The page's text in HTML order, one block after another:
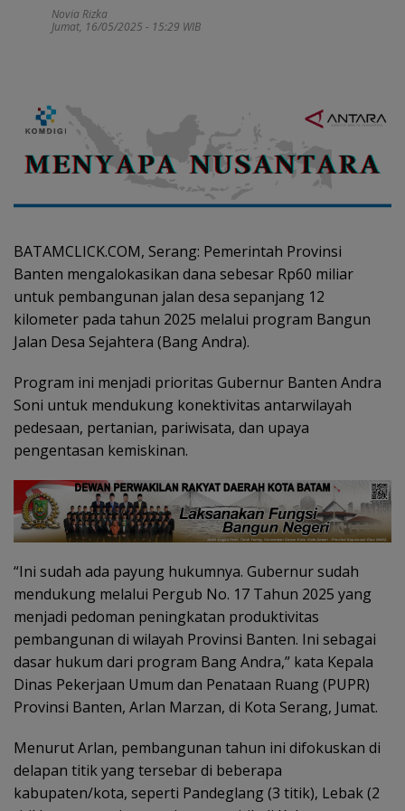
Novia Rizka
Jumat, 16/05/2025 - 15:29 WIB
BATAMCLICK.COM, Serang: Pemerintah Provinsi
Banten mengalokasikan dana sebesar Rp60 miliar
untuk pembangunan jalan desa sepanjang 12
kilometer pada tahun 2025 melalui program Bangun
Jalan Desa Sejahtera (Bang Andra).
Program ini menjadi prioritas Gubernur Banten Andra
Soni untuk mendukung konektivitas antarwilayah
pedesaan, pertanian, pariwisata, dan upaya
pengentasan kemiskinan.
“Ini sudah ada payung hukumnya. Gubernur sudah
mendukung melalui Pergub No. 17 Tahun 2025 yang
menjadi pedoman peningkatan produktivitas
pembangunan di wilayah Provinsi Banten. Ini sebagai
dasar hukum dari program Bang Andra,” kata Kepala
Dinas Pekerjaan Umum dan Penataan Ruang (PUPR)
Provinsi Banten, Arlan Marzan, di Kota Serang, Jumat.
Menurut Arlan, pembangunan tahun ini difokuskan di
delapan titik yang tersebar di beberapa
kabupaten/kota, seperti Pandeglang (3 titik), Lebak (2